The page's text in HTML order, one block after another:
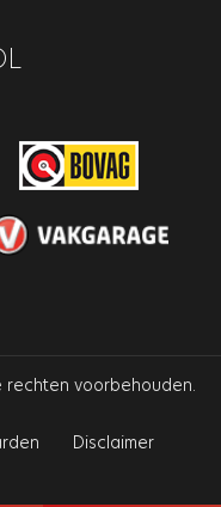
rechten voorbehouden.
Disclaimer